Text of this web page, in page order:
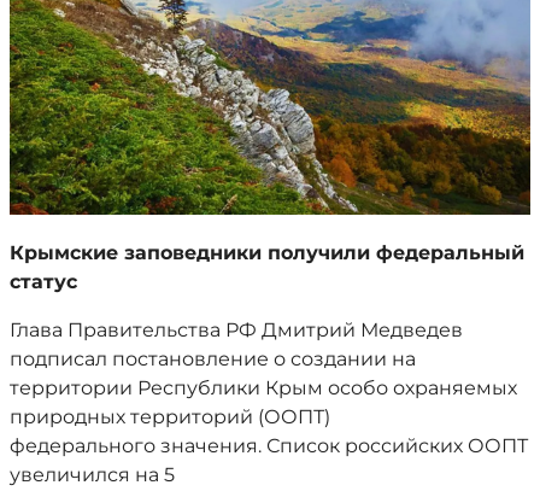
Крымские заповедники получили федеральный
статус
Глава Правительства РФ Дмитрий Медведев
подписал постановление о создании на
территории Республики Крым особо охраняемых
природных территорий (ООПТ)
федерального значения. Список российских ООПТ
увеличился на 5